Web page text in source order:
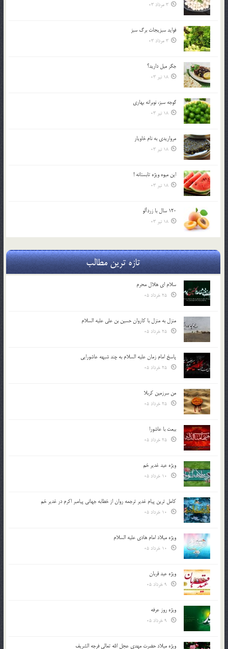
3 مرداد 03
فوايد سبزيجات برگ سبز
3 مرداد 03
جگر ميل داريد؟
18 تیر 03
گوجه سبز، نوبرانه بهاري
18 تیر 03
مرواريدي به نام خاويار
18 تیر 03
اين ميوه ويژه تابستانه !
18 تیر 03
120 سال با زردآلو
18 تیر 03
تازه ترین مطالب
سلام ای هلال محرم
منزل به منزل با کاروان حسین بن علی علیه السلام
پاسخ امام زمان علیه السلام به چند شبهه عاشورایی
من سرزمین کربلا
بیعت با عاشورا
ویژه عید غدیر خم
کامل ترین پیام غدیر ترجمه روان از خطابه جهانی پیامبر اکرم در غدیر خم
ویژه میلاد امام هادی علیه السلام
ویژه عید قربان
ویژه روز عرفه
ویژه میلاد حضرت مهدی عجل الله تعالی فرجه الشريف